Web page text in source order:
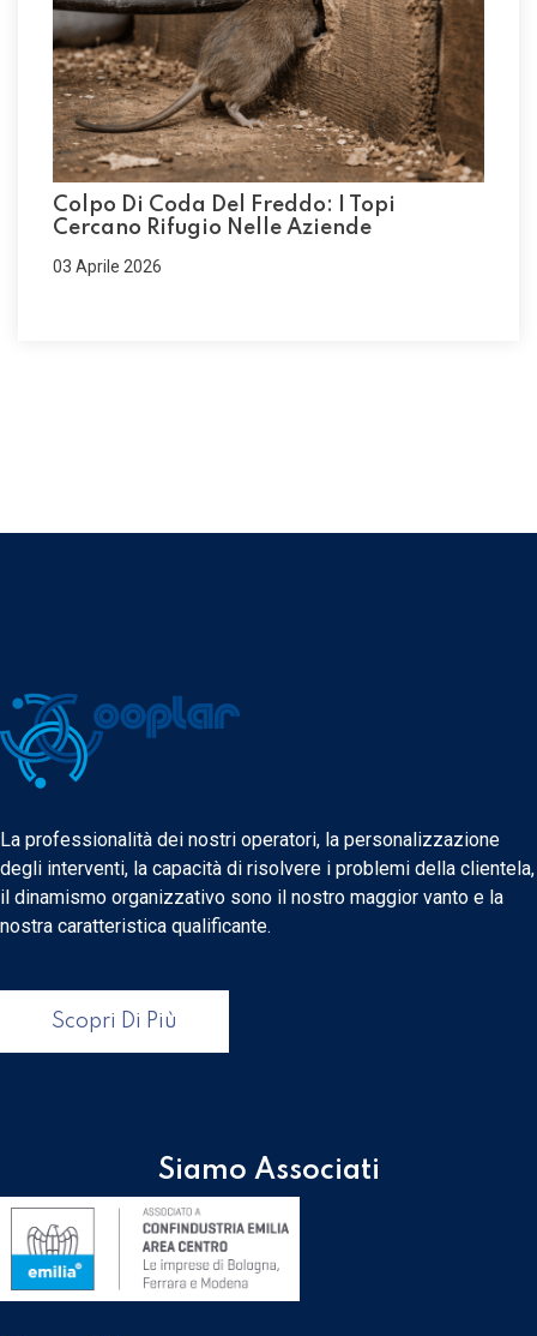
Colpo Di Coda Del Freddo: I Topi
Cercano Rifugio Nelle Aziende
03 Aprile 2026
La professionalità dei nostri operatori, la personalizzazione
degli interventi, la capacità di risolvere i problemi della clientela,
il dinamismo organizzativo sono il nostro maggior vanto e la
nostra caratteristica qualificante.
Scopri Di Più
Siamo Associati